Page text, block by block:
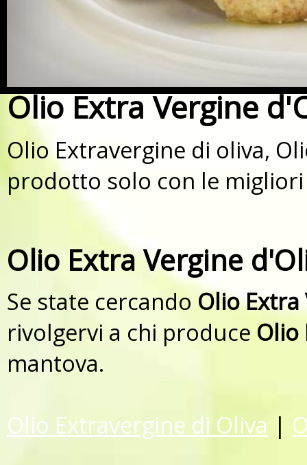
Olio Extra Vergine
Olio Extravergine di oliva,
prodotto solo con le
Olio Extra Vergine
Se state cercando Olio
rivolgervi a chi produce Olio
mantova.
Olio Extravergine di Oliva |